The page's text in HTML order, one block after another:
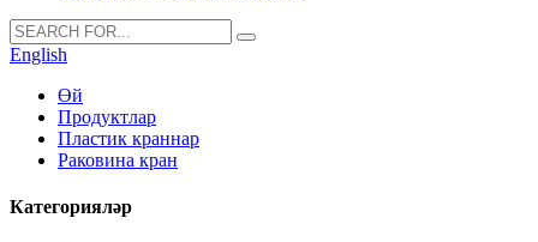
English
Өй
Продуктлар
Пластик краннар
Раковина кран
Категорияләр